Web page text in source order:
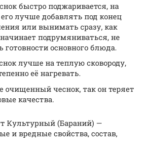
быстро поджаривается, на
его лучше добавлять под конец
или вынимать сразу, как
подрумяниваться, не
готовности основного блюда.
лучше на теплую сковороду,
её нагревать.
очищенный чеснок, так он теряет
качества.
Культурный (Бараний) —
и вредные свойства, состав,